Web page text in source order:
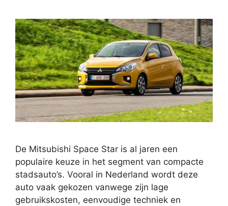
De Mitsubishi Space Star is al jaren een
populaire keuze in het segment van compacte
stadsauto’s. Vooral in Nederland wordt deze
auto vaak gekozen vanwege zijn lage
gebruikskosten, eenvoudige techniek en